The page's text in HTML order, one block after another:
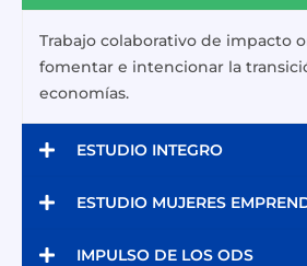
Trabajo colaborativo de impacto
fomentar e intencionar la
economías.
ESTUDIO INTEGRO
ESTUDIO MUJERES
IMPULSO DE LOS ODS